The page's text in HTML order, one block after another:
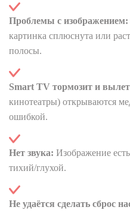
Проблемы с изображением:
картинка сплюснута или
полосы.
Smart TV тормозит и
кинотеатры) открываются
ошибкой.
Нет звука: Изображение
тихий/глухой.
Не удаётся сделать сброс